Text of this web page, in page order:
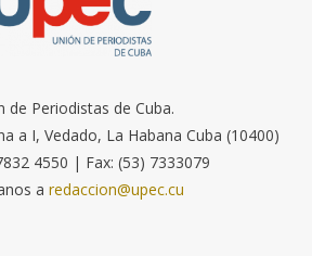
de Periodistas de Cuba.
a I, Vedado, La Habana Cuba (10400)
4550 | Fax: (53) 7333079
a redaccion@upec.cu